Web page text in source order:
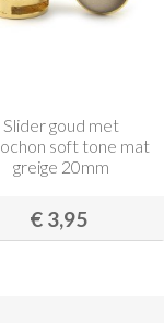
Slider goud met
soft tone mat
greige 20mm
€ 3,95